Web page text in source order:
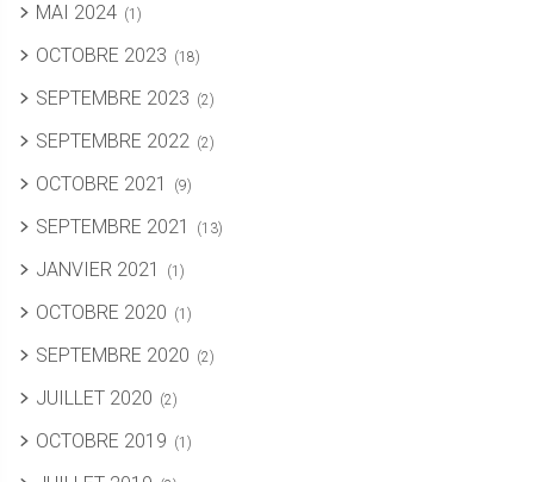
MAI 2024 (1)
OCTOBRE 2023 (18)
SEPTEMBRE 2023 (2)
SEPTEMBRE 2022 (2)
OCTOBRE 2021 (9)
SEPTEMBRE 2021 (13)
JANVIER 2021 (1)
OCTOBRE 2020 (1)
SEPTEMBRE 2020 (2)
JUILLET 2020 (2)
OCTOBRE 2019 (1)